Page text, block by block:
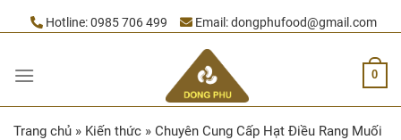
to
Hotline:0985 706 499 Email:dongphufood@gmail.com
0
Trang chủ » Kiến thức » Chuyên Cung Cấp Hạt Điều Rang Muối